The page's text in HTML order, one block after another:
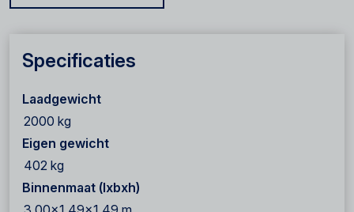
Specificaties
Laadgewicht
2000 kg
Eigen gewicht
402 kg
Binnenmaat (lxbxh)